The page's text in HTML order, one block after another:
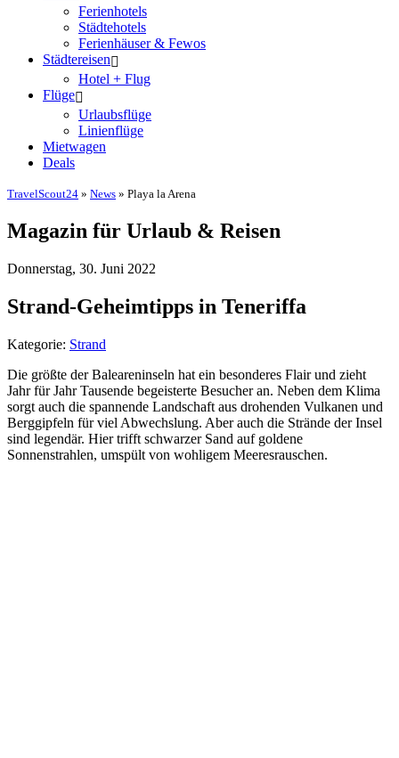
Ferienhotels
Städtehotels
Ferienhäuser & Fewos
Städtereisen
Hotel + Flug
Flüge
Urlaubsflüge
Linienflüge
Mietwagen
Deals
TravelScout24 » News » Playa la Arena
Magazin für Urlaub & Reisen
Donnerstag, 30. Juni 2022
Strand-Geheimtipps in Teneriffa
Kategorie: Strand
Die größte der Baleareninseln hat ein besonderes Flair und zieht
Jahr für Jahr Tausende begeisterte Besucher an. Neben dem Klima
sorgt auch die spannende Landschaft aus drohenden Vulkanen und
Berggipfeln für viel Abwechslung. Aber auch die Strände der Insel
sind legendär. Hier trifft schwarzer Sand auf goldene
Sonnenstrahlen, umspült von wohligem Meeresrauschen.